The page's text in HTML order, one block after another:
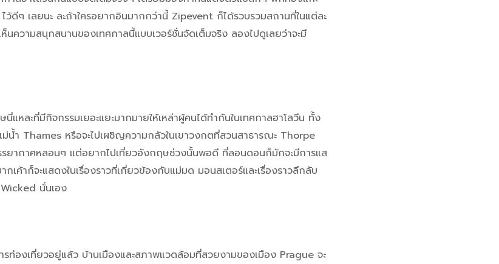
ดีๆ เลยนะ ละถ้าใครอยากอินมากกว่านี้ Zipevent ก็ได้รวบรวมสถานที่ในแต่ละ
ห็นความสนุกสนานของเทศกาลนี้แบบเวอร์ชั่นจัดเต็มจริง ลองไปดูเลยว่าจะมี
แหละที่มีกิจกรรมเยอะแยะมากมายให้เหล่าผู้คนได้ทำกันในเทศกาลฮาโลวีน ทั้ง
น้ำ Thames หรือจะไปเผชิญความกลัวในเขาวงกตที่สวนสาธารณะ Thorpe
รยากาศหลอนๆ แต่อยากไปเที่ยวอังกฤษช่วงนั้นพอดี ที่ลอนดอนก็มักจะมีการแส
เค้าก็จะแสดงในเรื่องราวที่เกี่ยวข้องกับแม่มด มอนสเตอร์และเรื่องราวลึกลับ
นั่นเอง
รท่องเที่ยวอยู่แล้ว บ้านเมืองและสภาพแวดล้อมที่สวยงามของเมือง Prague จะ